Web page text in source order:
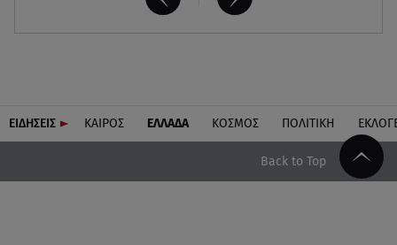
ΕΙΔΗΣΕΙΣ ΚΑΙΡΟΣ ΕΛΛΑΔΑ ΚΟΣΜΟΣ ΠΟΛΙΤΙΚΗ
Back to Top